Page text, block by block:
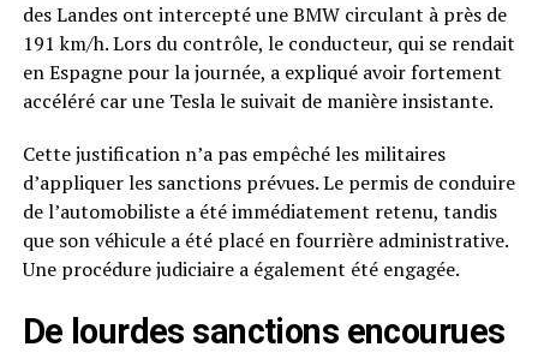
des Landes ont intercepté une BMW circulant à près de
191 km/h. Lors du contrôle, le conducteur, qui se rendait
en Espagne pour la journée, a expliqué avoir fortement
accéléré car une Tesla le suivait de manière insistante.
Cette justification n’a pas empêché les militaires
d’appliquer les sanctions prévues. Le permis de conduire
de l’automobiliste a été immédiatement retenu, tandis
que son véhicule a été placé en fourrière administrative.
Une procédure judiciaire a également été engagée.
De lourdes sanctions encourues